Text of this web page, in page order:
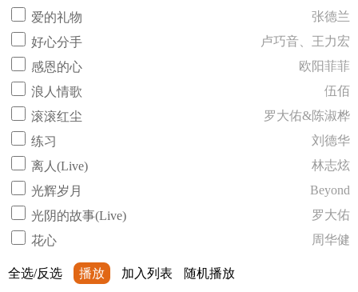
爱的礼物
张德兰
好心分手
卢巧音、王力宏
感恩的心
欧阳菲菲
浪人情歌
伍佰
滚滚红尘
罗大佑&陈淑桦
练习
刘德华
离人(Live)
林志炫
光辉岁月
Beyond
光阴的故事(Live)
罗大佑
花心
周华健
全选/反选 播放 加入列表 随机播放